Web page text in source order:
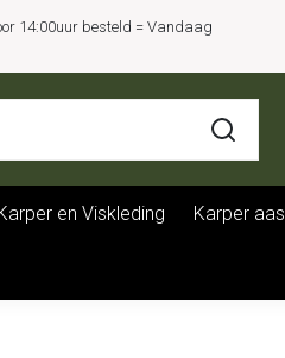
14:00uur besteld = Vandaag
en Viskleding Karper aas